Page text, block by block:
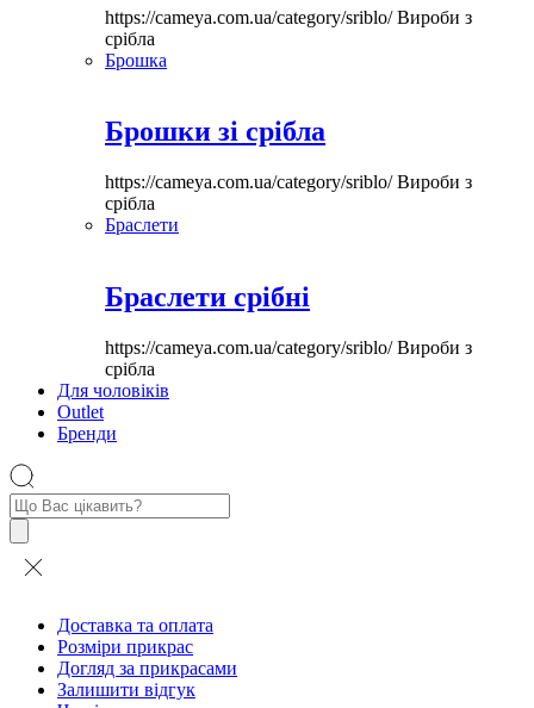
https://cameya.com.ua/category/sriblo/Вироби з
срібла
Брошка
Брошки зі срібла
https://cameya.com.ua/category/sriblo/Вироби з
срібла
Браслети
Браслети срібні
https://cameya.com.ua/category/sriblo/Вироби з
срібла
Для чоловіків
Outlet
Бренди
Пошук
товарів
Доставка та оплата
Розміри прикрас
Догляд за прикрасами
Залишити відгук